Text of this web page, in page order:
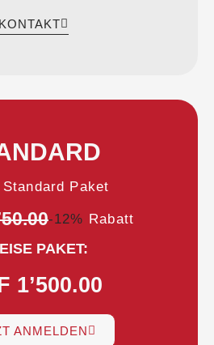
KONTAKT
Paket
-12% Rabatt
PAKET:
1’500.00
ANMELDEN